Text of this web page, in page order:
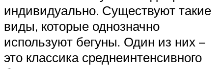
индивидуально. Существуют такие
виды, которые однозначно
используют бегуны. Один из них –
это классика среднеинтенсивного